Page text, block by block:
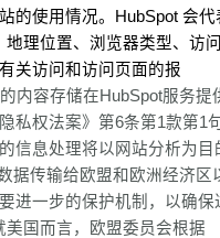
的使用情况。HubSpot 会代
理位置、浏览器类型、访
关访问和访问页面的报
内容存储在HubSpot服务提
私权法案》第6条第1款第1
信息处理将以网站分析为目
据传输给欧盟和欧洲经济区
进一步的保护机制，以确保
国而言，欧盟委员会根据